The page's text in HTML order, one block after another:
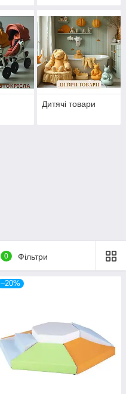
Дитячі товари
0 Фільтри
–20%